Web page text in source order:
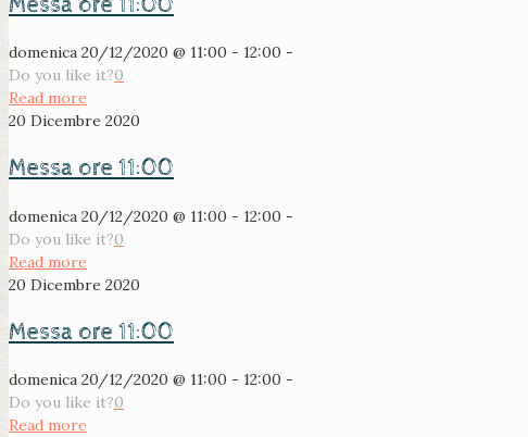
domenica 20/12/2020 @ 11:00 - 12:00 -
Do you like it?0
Read more
20 Dicembre 2020
Messa ore 11:00
domenica 20/12/2020 @ 11:00 - 12:00 -
Do you like it?0
Read more
20 Dicembre 2020
Messa ore 11:00
domenica 20/12/2020 @ 11:00 - 12:00 -
Do you like it?0
Read more